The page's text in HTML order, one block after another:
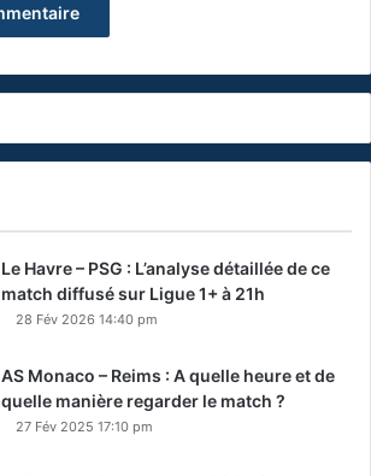
Le Havre – PSG : L’analyse détaillée de ce
match diffusé sur Ligue 1+ à 21h
28 Fév 2026 14:40 pm
AS Monaco – Reims : A quelle heure et de
quelle manière regarder le match ?
27 Fév 2025 17:10 pm